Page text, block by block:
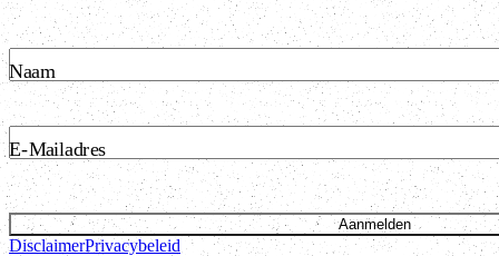
Naam
E-Mailadres
Aanmelden
DisclaimerPrivacybeleid